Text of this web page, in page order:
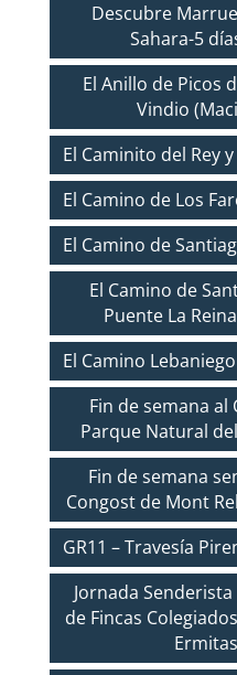
Descubre
Sahara-5
El Anillo de Picos
Vindio
El Caminito del Rey
El Camino de Los
El Camino de
El Camino de
Puente La
El Camino Lebaniego
Fin de semana al
Parque Natural
Fin de semana
Congost de Mont
GR11 – Travesía
Jornada
de Fincas